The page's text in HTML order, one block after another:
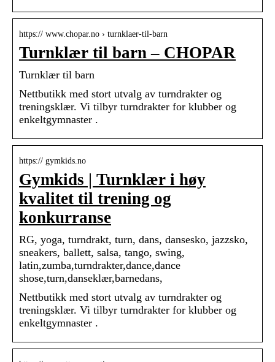
https:// www.chopar.no › turnklaer-til-barn
Turnklær til barn – CHOPAR
Turnklær til barn
Nettbutikk med stort utvalg av turndrakter og
treningsklær. Vi tilbyr turndrakter for klubber og
enkeltgymnaster .
https:// gymkids.no
Gymkids | Turnklær i høy
kvalitet til trening og
konkurranse
RG, yoga, turndrakt, turn, dans, dansesko, jazzsko,
sneakers, ballett, salsa, tango, swing,
latin,zumba,turndrakter,dance,dance
shose,turn,danseklær,barnedans,
Nettbutikk med stort utvalg av turndrakter og
treningsklær. Vi tilbyr turndrakter for klubber og
enkeltgymnaster .